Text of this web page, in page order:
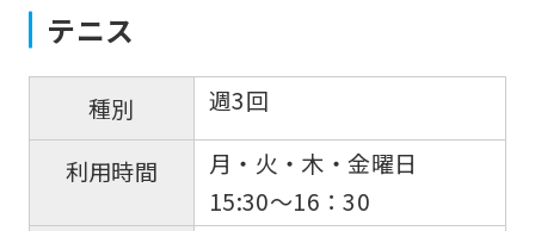
テニス
種別 週3回
利用時間
月・火・木・金曜日
15:30〜16：30